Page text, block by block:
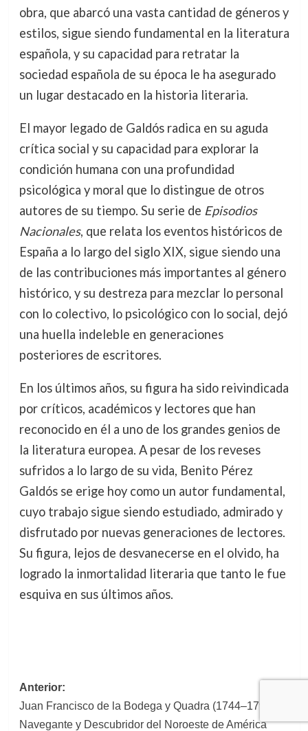
obra, que abarcó una vasta cantidad de géneros y
estilos, sigue siendo fundamental en la literatura
española, y su capacidad para retratar la
sociedad española de su época le ha asegurado
un lugar destacado en la historia literaria.
El mayor legado de Galdós radica en su aguda
crítica social y su capacidad para explorar la
condición humana con una profundidad
psicológica y moral que lo distingue de otros
autores de su tiempo. Su serie de Episodios
Nacionales, que relata los eventos históricos de
España a lo largo del siglo XIX, sigue siendo una
de las contribuciones más importantes al género
histórico, y su destreza para mezclar lo personal
con lo colectivo, lo psicológico con lo social, dejó
una huella indeleble en generaciones
posteriores de escritores.
En los últimos años, su figura ha sido reivindicada
por críticos, académicos y lectores que han
reconocido en él a uno de los grandes genios de
la literatura europea. A pesar de los reveses
sufridos a lo largo de su vida, Benito Pérez
Galdós se erige hoy como un autor fundamental,
cuyo trabajo sigue siendo estudiado, admirado y
disfrutado por nuevas generaciones de lectores.
Su figura, lejos de desvanecerse en el olvido, ha
logrado la inmortalidad literaria que tanto le fue
esquiva en sus últimos años.
Navegación
de
Anterior:
Juan Francisco de la Bodega y Quadra (1744–1794):
Navegante y Descubridor del Noroeste de América